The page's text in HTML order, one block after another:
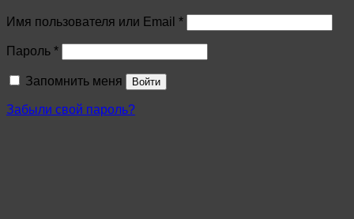
Имя пользователя или Email *
Пароль *
Запомнить меня Войти
Забыли свой пароль?